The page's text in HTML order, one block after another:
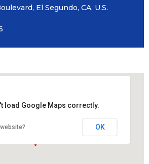
El Segundo, CA, U.S.
load Google Maps correctly.
OK